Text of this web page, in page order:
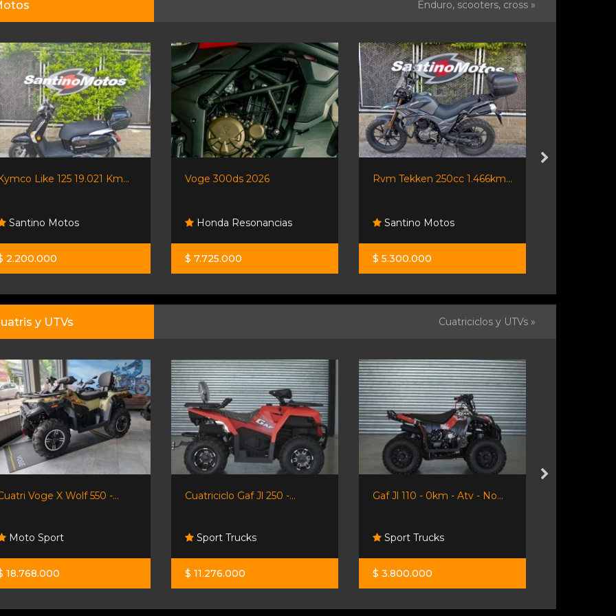
Enduro, scooters, cross »
Like 125 19.021 Km...
Santino Motos
2.200.000
Voge 300ds 2026
Honda Resonancias
$ 7.725.000
Rvm Tekken 250cc 1.466km...
Santino Motos
$ 5.300.000
y UTVs Cuatriciclos y UTVs »
Voge X Wolf 550 -...
Moto Sport
18.768.000
Cuatriciclo Gaf Jl 250 -...
Sport Trucks
$ 11.276.000
Gaf Jl 110 - 0km - Atv - No...
Sport Trucks
$ 3.800.000